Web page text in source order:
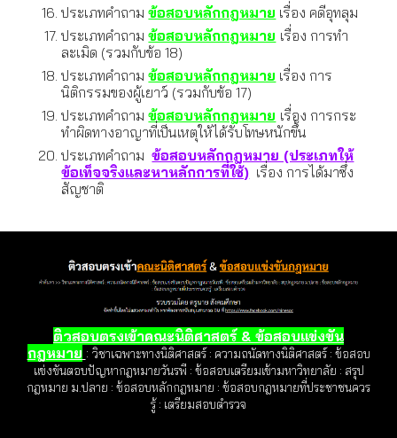
ประเภทคำถามข้อสอบหลักกฎหมาย เรื่อง คดีอุทลุม
ประเภทคำถามข้อสอบหลักกฎหมาย เรื่อง การทำ
ละเมิด (รวมกับข้อ 18)
ประเภทคำถามข้อสอบหลักกฎหมาย เรื่อง การ
นิติกรรมของผู้เยาว์ (รวมกับข้อ 17)
ประเภทคำถามข้อสอบหลักกฎหมาย เรื่อง การกระ
ทำผิดทางอาญาที่เป็นเหตุให้ได้รับโทษหนักขึ้น
ประเภทคำถามข้อสอบหลักกฎหมาย (ประเภทให้
ข้อเท็จจริงและหาหลักการที่ใช้) เรื่อง การได้มาซึ่ง
สัญชาติ
ติวสอบตรงเข้าคณะนิติศาสตร์ & ข้อสอบแข่งขัน
กฎหมาย : วิชาเฉพาะทางนิติศาสตร์ : ความถนัดทางนิติศาสตร์ : ข้อสอบ
แข่งขันตอบปัญหากฎหมายวันรพี : ข้อสอบเตรียมเข้ามหาวิทยาลัย : สรุป
กฎหมาย ม.ปลาย : ข้อสอบหลักกฎหมาย : ข้อสอบกฎหมายที่ประชาชนควร
รู้ : เตรียมสอบตำรวจ